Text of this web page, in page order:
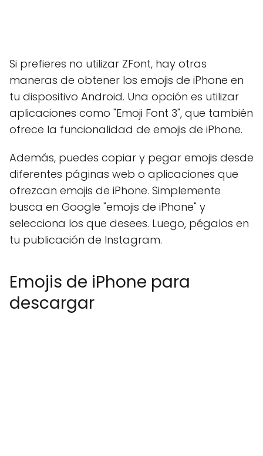
Si prefieres no utilizar ZFont, hay otras
maneras de obtener los emojis de iPhone en
tu dispositivo Android. Una opción es utilizar
aplicaciones como "Emoji Font 3", que también
ofrece la funcionalidad de emojis de iPhone.
Además, puedes copiar y pegar emojis desde
diferentes páginas web o aplicaciones que
ofrezcan emojis de iPhone. Simplemente
busca en Google "emojis de iPhone" y
selecciona los que desees. Luego, pégalos en
tu publicación de Instagram.
Emojis de iPhone para
descargar